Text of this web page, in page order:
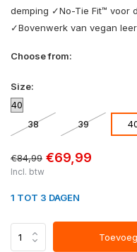
demping ✓No-Tie Fit™ voor
✓Bovenwerk van vegan leer
Choose from:
Size:
38 39
€84,99 €69,99
Incl. btw
1 TOT 3 DAGEN